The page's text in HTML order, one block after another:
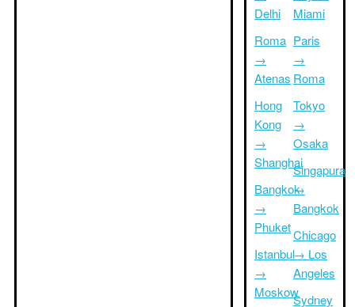
Delhi
Roma
→
Atenas
Hong
Kong
→
Shanghai
Bangkok
→
Phuket
Istanbul
→
Moskow
Miami
Paris
→
Roma
Tokyo
→
Osaka
Singapura
→
Bangkok
Chicago
→ Los
Angeles
Sydney